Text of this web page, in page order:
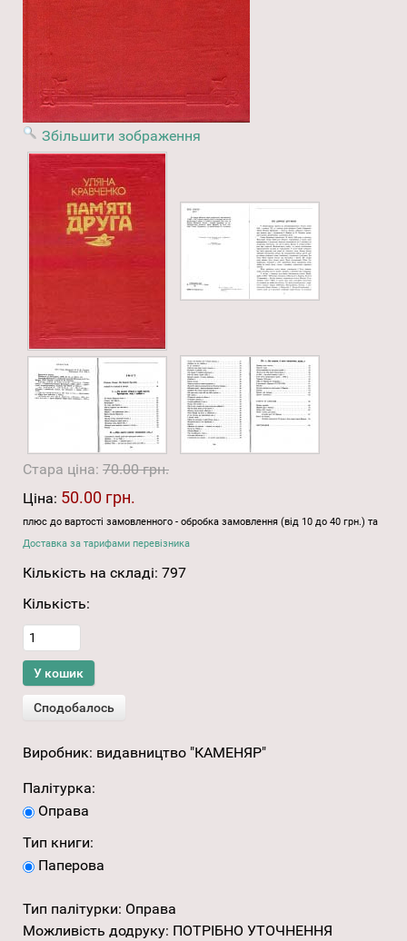
Збільшити зображення
Стара ціна: 70.00 грн.
Ціна: 50.00 грн.
плюс до вартості замовленного - обробка замовлення (від 10 до 40 грн.) та
Доставка за тарифами перевізника
Кількість на складі: 797
Кількість:
Виробник: видавництво "КАМЕНЯР"
Палітурка:
Оправа
Тип книги:
Паперова
Тип палітурки: Оправа
Можливість додруку: ПОТРІБНО УТОЧНЕННЯ